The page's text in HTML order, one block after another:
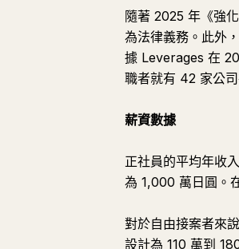
隨著 2025 年《強
為法律義務。此外
據 Leverages 在
職者就有 42 家公司
薪資數據
正社員的平均年收
為 1,000 萬日圓。
對於自由接案者來
設計為 110 萬到